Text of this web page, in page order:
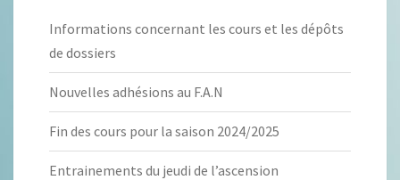
Informations concernant les cours et les dépôts
de dossiers
Nouvelles adhésions au F.A.N
Fin des cours pour la saison 2024/2025
Entrainements du jeudi de l’ascension